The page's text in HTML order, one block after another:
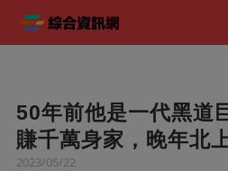
50年前他是一代黑道
賺千萬身家，晚年北
2023/05/22